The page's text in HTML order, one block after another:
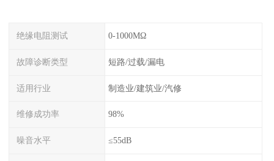
绝缘电阻测试 0-1000MΩ
故障诊断类型 短路/过载/漏电
适用行业 制造业/建筑业/汽修
维修成功率 98%
噪音水平 ≤55dB